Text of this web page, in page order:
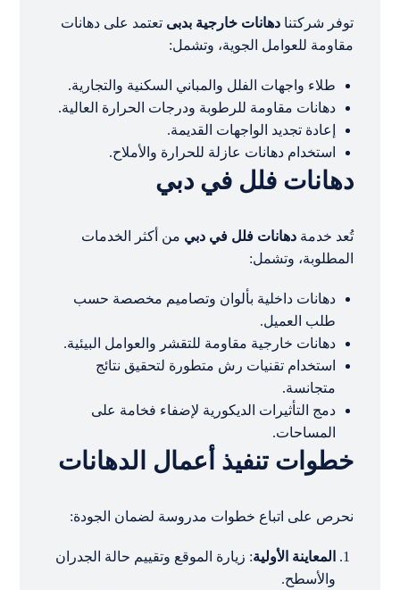
توفر شركتنادهانات خارجية بدبى تعتمد على دهانات
مقاومة للعوامل الجوية، وتشمل:
طلاء واجهات الفلل والمباني السكنية والتجارية.
دهانات مقاومة للرطوبة ودرجات الحرارة العالية.
إعادة تجديد الواجهات القديمة.
استخدام دهانات عازلة للحرارة والأملاح.
دهانات فلل في دبي
تُعد خدمةدهانات فلل في دبي من أكثر الخدمات
المطلوبة، وتشمل:
دهانات داخلية بألوان وتصاميم مخصصة حسب
طلب العميل.
دهانات خارجية مقاومة للتقشر والعوامل البيئية.
استخدام تقنيات رش متطورة لتحقيق نتائج
متجانسة.
دمج التأثيرات الديكورية لإضفاء فخامة على
المساحات.
خطوات تنفيذ أعمال الدهانات
نحرص على اتباع خطوات مدروسة لضمان الجودة:
المعاينة الأولية: زيارة الموقع وتقييم حالة الجدران
والأسطح.